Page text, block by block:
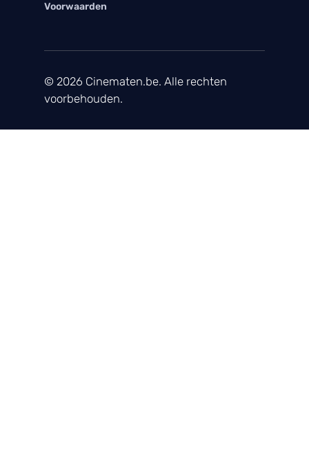
Voorwaarden
© 2026 Cinematen.be. Alle rechten
voorbehouden.